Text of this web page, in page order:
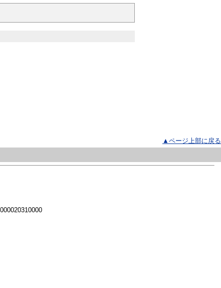
▲ページ上部に戻る